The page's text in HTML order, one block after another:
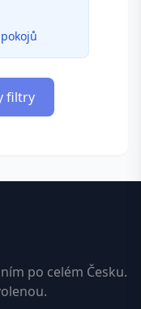
filtry
po celém Česku.